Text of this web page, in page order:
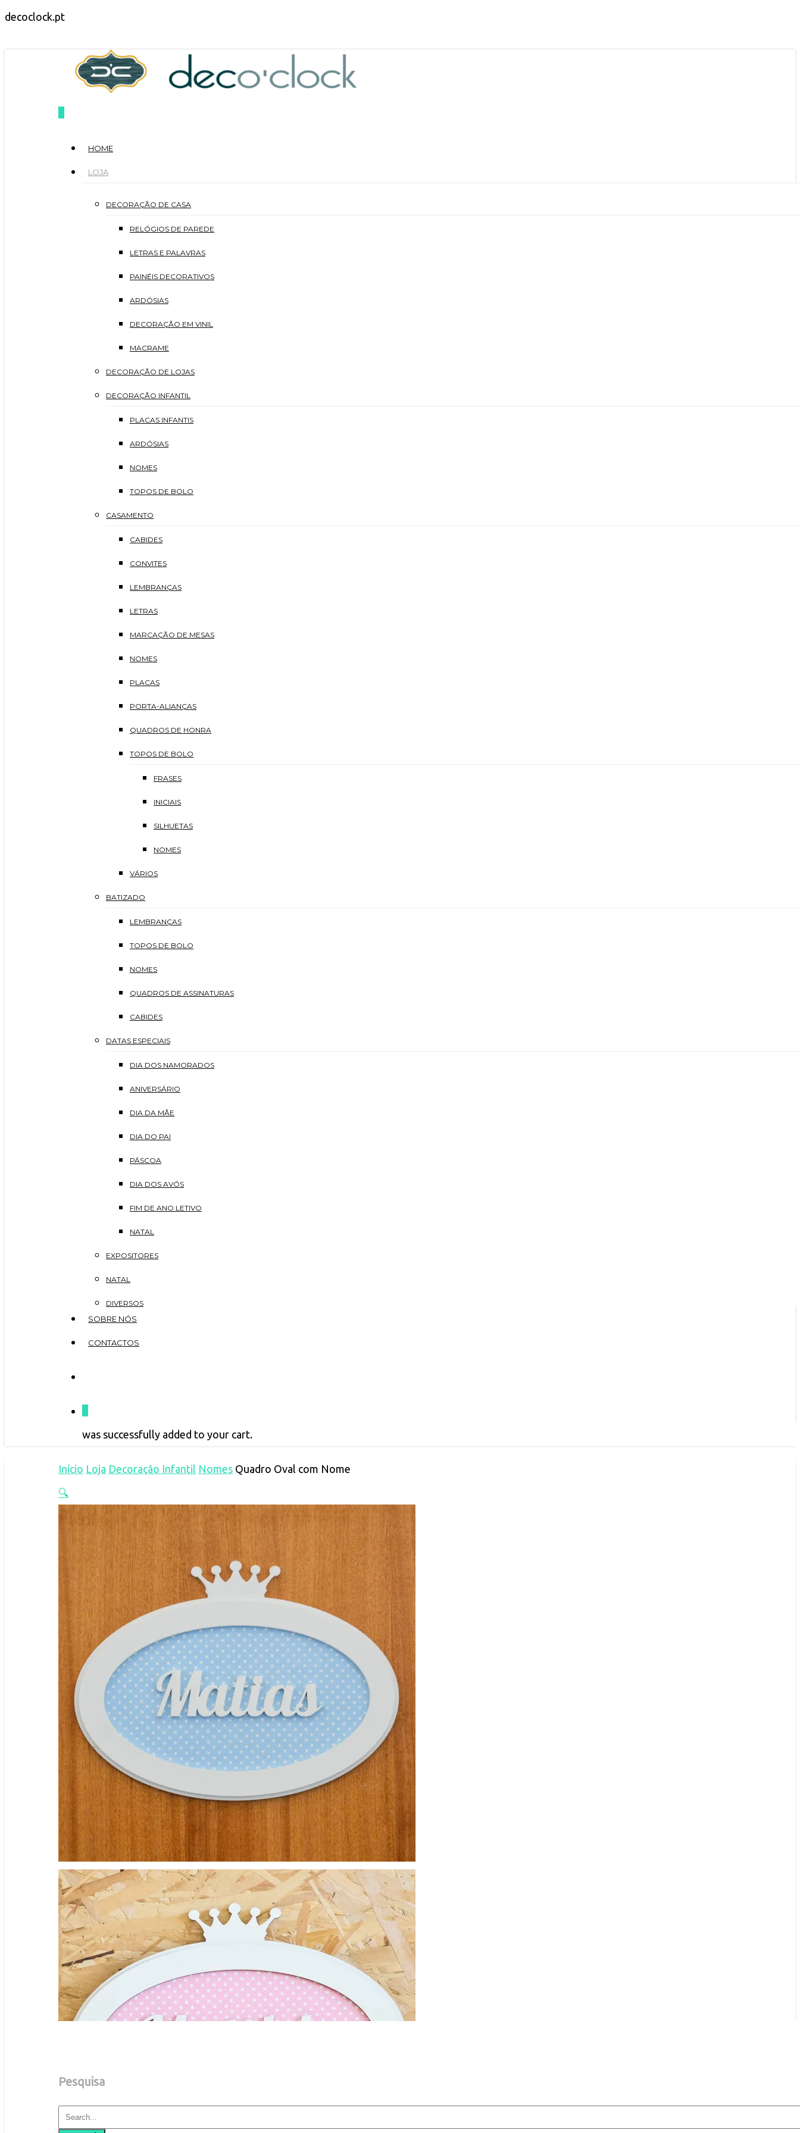
decoclock.ptSkip
main
content
HOME
LOJA
DECORAÇÃO DE CASA
RELÓGIOS DE PAREDE
LETRAS E PALAVRAS
PAINÉIS DECORATIVOS
ARDÓSIAS
DECORAÇÃO EM VINIL
MACRAME
DECORAÇÃO DE LOJAS
DECORAÇÃO INFANTIL
PLACAS INFANTIS
ARDÓSIAS
NOMES
TOPOS DE BOLO
CASAMENTO
CABIDES
CONVITES
LEMBRANÇAS
LETRAS
MARCAÇÃO DE MESAS
NOMES
PLACAS
PORTA-ALIANÇAS
QUADROS DE HONRA
TOPOS DE BOLO
FRASES
INICIAIS
SILHUETAS
NOMES
VÁRIOS
BATIZADO
LEMBRANÇAS
TOPOS DE BOLO
NOMES
QUADROS DE ASSINATURAS
CABIDES
DATAS ESPECIAIS
DIA DOS NAMORADOS
ANIVERSÁRIO
DIA DA MÃE
DIA DO PAI
PÁSCOA
DIA DOS AVÓS
FIM DE ANO LETIVO
NATAL
EXPOSITORES
NATAL
DIVERSOS
SOBRE NÓS
CONTACTOS
was successfully added to your cart.
Início Loja Decoração Infantil Nomes Quadro Oval com Nome
🔍
Pesquisa